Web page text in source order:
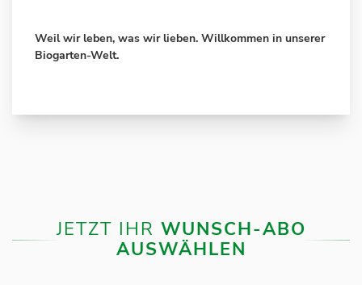
Weil wir leben, was wir lieben. Willkommen in unserer
Biogarten-Welt.
JETZT IHR WUNSCH-ABO
AUSWÄHLEN